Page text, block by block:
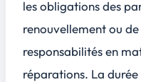
les obligations des
renouvellement ou
responsabilités en
réparations. La